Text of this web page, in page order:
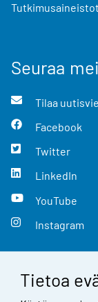
Tietoa
Tutkimusaineistot
Seuraa
Tilaa
Facebook
Twitter
LinkedIn
YouTube
Instagram
Yhteystiedot